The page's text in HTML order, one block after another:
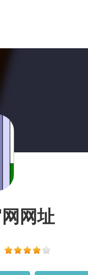
网址